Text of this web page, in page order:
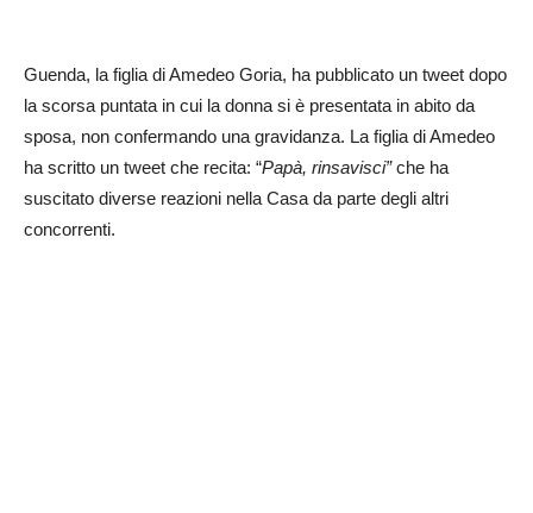
Guenda, la figlia di Amedeo Goria, ha pubblicato un tweet dopo
la scorsa puntata in cui la donna si è presentata in abito da
sposa, non confermando una gravidanza. La figlia di Amedeo
ha scritto un tweet che recita: “Papà, rinsavisci”che ha
suscitato diverse reazioni nella Casa da parte degli altri
concorrenti.